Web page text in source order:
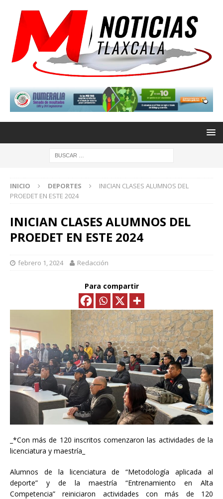
INICIO DEPORTES
INICIAN CLASES ALUMNOS DEL
PROEDET EN ESTE 2024
INICIAN CLASES ALUMNOS DEL
PROEDET EN ESTE 2024
febrero 1, 2024 Redacción
Para compartir
_*Con más de 120 inscritos comenzaron las actividades de la
licenciatura y maestría_
Alumnos de la licenciatura de “Metodología aplicada al
deporte” y de la maestría “Entrenamiento en Alta
Competencia” reiniciaron actividades con más de 120